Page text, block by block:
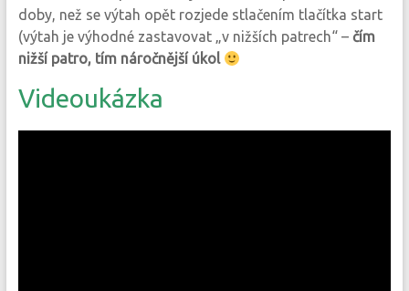
doby, než se výtah opět rozjede stlačením tlačítka start
(výtah je výhodné zastavovat „v nižších patrech“ – čím
nižší patro, tím náročnější úkol
Videoukázka